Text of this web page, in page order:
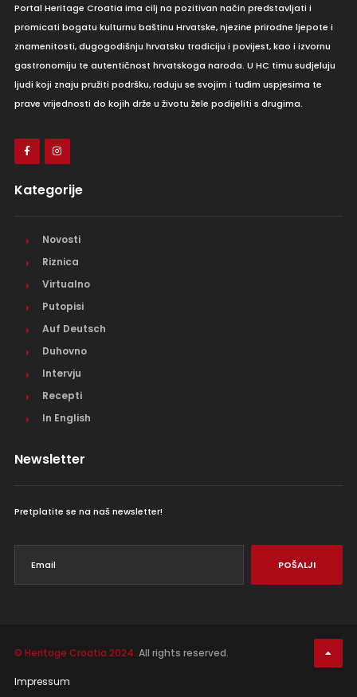
Portal Heritage Croatia ima cilj na pozitivan način predstavljati i
promicati bogatu kulturnu baštinu Hrvatske, njezine prirodne ljepote i
znamenitosti, dugogodišnju hrvatsku tradiciju i povijest, kao i izvornu
gastronomiju te autentičnost hrvatskoga naroda. U HC timu sudjeluju
ljudi koji znaju pružiti podršku, raduju se svojim i tuđim uspjesima te
prave vrijednosti do kojih drže u životu žele podijeliti s drugima.
Kategorije
Novosti
Riznica
Virtualno
Putopisi
Auf Deutsch
Duhovno
Intervju
Recepti
In English
Newsletter
Pretplatite se na naš newsletter!
POŠALJI
© Heritage Croatia 2024. All rights reserved.
Impressum